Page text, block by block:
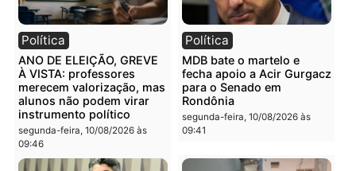
Com aval de Bolsonaro,
Bruno Scheid cresce nas
ruas e tenta transformar
força da direita em vaga
no Senado
segunda-feira, 10/08/2026 às
09:51
BR-364, A RODOVIA DA
MORTE: cinco vidas
perdidas em mais uma
tragédia que escancara o
perigo nas estradas de
Rondônia
segunda-feira, 10/08/2026 às
09:48